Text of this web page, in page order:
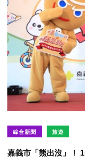
綜合新聞 旅遊
嘉義市「熊出沒」！